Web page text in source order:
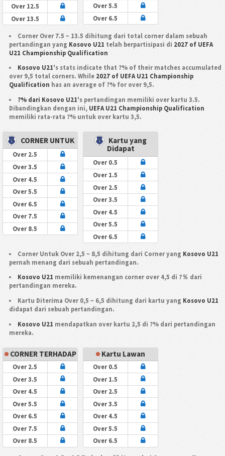
Over 12.5
Over 13.5
Over 5.5
Over 6.5
Corner Over 7.5 ~ 13.5 dihitung dari total corner dalam sebuah
pertandingan yang Kosovo U21 telah berpartisipasi di 2027 of UEFA
U21 Championship Qualification
Kosovo U21's stats indicate that ?% of their matches accumulated
over 9,5 total corners. While 2027 of UEFA U21 Championship
Qualification has an average of ?% for over 9,5.
?% dari Kosovo U21's pertandingan memiliki over kartu 3.5.
Dibandingkan dengan ini, UEFA U21 Championship Qualification
memiliki rata-rata ?% untuk over kartu 3,5.
CORNER UNTUK
Over 2.5
Over 3.5
Over 4.5
Over 5.5
Over 6.5
Over 7.5
Over 8.5
Kartu yang
Didapat
Over 0.5
Over 1.5
Over 2.5
Over 3.5
Over 4.5
Over 5.5
Over 6.5
Corner Untuk Over 2,5 ~ 8,5 dihitung dari Corner yang Kosovo U21
pernah menang dari sebuah pertandingan.
Kosovo U21 memiliki kemenangan corner over 4,5 di ?％ dari
pertandingan mereka.
Kartu Diterima Over 0,5 ~ 6,5 dihitung dari kartu yang Kosovo U21
didapat dari sebuah pertandingan.
Kosovo U21 mendapatkan over kartu 2,5 di ?% dari pertandingan
mereka.
CORNER TERHADAP
Over 2.5
Over 3.5
Over 4.5
Over 5.5
Over 6.5
Over 7.5
Over 8.5
Kartu Lawan
Over 0.5
Over 1.5
Over 2.5
Over 3.5
Over 4.5
Over 5.5
Over 6.5